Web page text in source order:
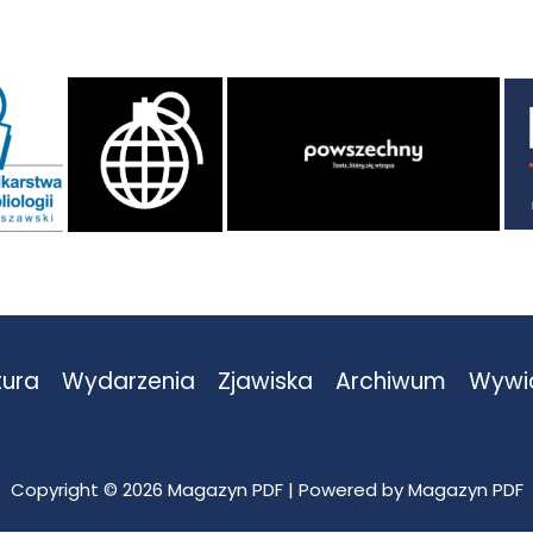
Wydarzenia Zjawiska Archiwum
Copyright © 2026 Magazyn PDF | Powered by Magazyn PDF